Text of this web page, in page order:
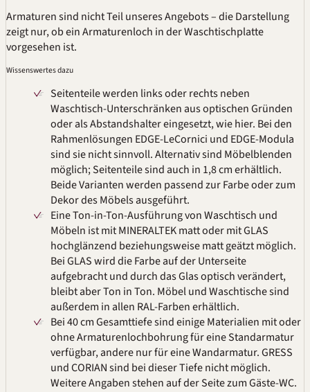
Armaturen sind nicht Teil unseres Angebots – die Darstellung
zeigt nur, ob ein Armaturenloch in der Waschtischplatte
vorgesehen ist.
Wissenswertes dazu
Seitenteile werden links oder rechts neben
Waschtisch-Unterschränken aus optischen Gründen
oder als Abstandshalter eingesetzt, wie hier. Bei den
Rahmenlösungen EDGE-LeCornici und EDGE-Modula
sind sie nicht sinnvoll. Alternativ sind Möbelblenden
möglich; Seitenteile sind auch in 1,8 cm erhältlich.
Beide Varianten werden passend zur Farbe oder zum
Dekor des Möbels ausgeführt.
Eine Ton-in-Ton-Ausführung von Waschtisch und
Möbeln ist mitMINERALTEKmatt oder mit GLAS
hochglänzend beziehungsweise matt geätzt möglich.
Bei GLAS wird die Farbe auf der Unterseite
aufgebracht und durch das Glas optisch verändert,
bleibt aber Ton in Ton. Möbel und Waschtische sind
außerdem in allen RAL-Farben erhältlich.
Bei 40 cm Gesamttiefe sind einige Materialien mit oder
ohne Armaturenlochbohrung für eine Standarmatur
verfügbar, andere nur für eine Wandarmatur.GRESS
und CORIAN sind bei dieser Tiefe nicht möglich.
Weitere Angaben stehen auf der Seite zum Gäste-WC.